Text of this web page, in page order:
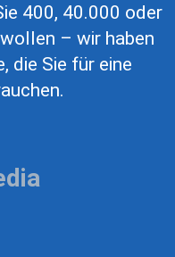
400, 40.000 oder
– wir haben
die Sie für eine